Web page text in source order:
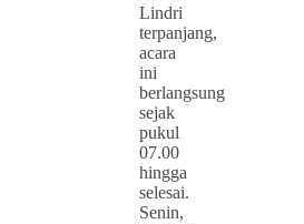
Lindri
terpanjang,
acara
ini
berlangsung
sejak
pukul
07.00
hingga
selesai.
Senin,